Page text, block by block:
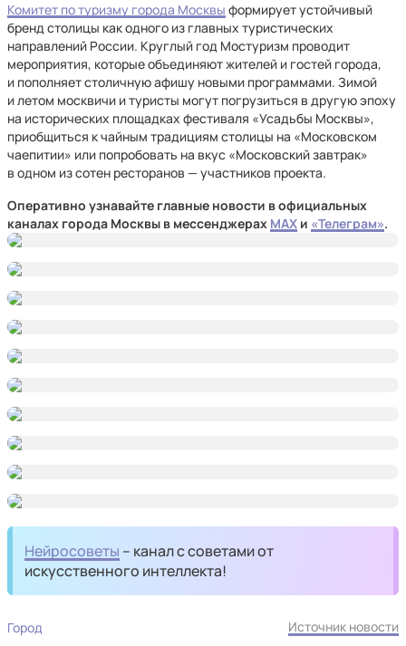
Комитет по туризму города Москвы формирует устойчивый
бренд столицы как одного из главных туристических
направлений России. Круглый год Мостуризм проводит
мероприятия, которые объединяют жителей и гостей города,
и пополняет столичную афишу новыми программами. Зимой
и летом москвичи и туристы могут погрузиться в другую эпоху
на исторических площадках фестиваля «Усадьбы Москвы»,
приобщиться к чайным традициям столицы на «Московском
чаепитии» или попробовать на вкус «Московский завтрак»
в одном из сотен ресторанов — участников проекта.
Оперативно узнавайте главные новости в официальных
каналах города Москвы в мессенджерах MAX и «Телеграм».
Нейросоветы – канал с советами от
искусственного интеллекта!
Город Источник новости